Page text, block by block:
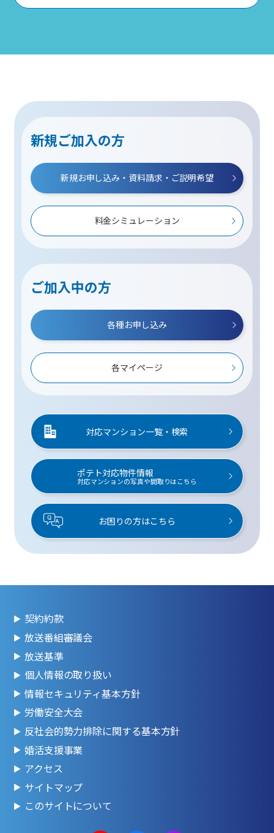
新規ご加入の方
新規お申し込み・資料請求・ご説明希望
料金シミュレーション
ご加入中の方
各種お申し込み
各マイページ
対応マンション一覧・検索
ポテト対応物件情報
対応マンションの写真や間取りはこちら
お困りの方はこちら
契約約款
放送番組審議会
放送基準
個人情報の取り扱い
情報セキュリティ基本方針
労働安全大会
反社会的勢力排除に関する基本方針
婚活支援事業
アクセス
サイトマップ
このサイトについて